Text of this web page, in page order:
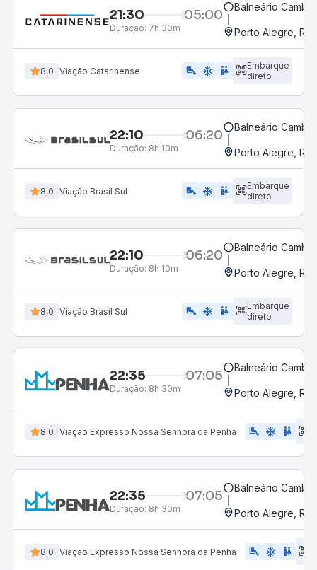
21:30 05:00
Duração: 7h 30m
Balneário
Porto Alegre, RS
8,0 Viação Catarinense airline_seat_legroom_extra ac_unit wc
Embarque
direto
22:10 06:20
Duração: 8h 10m
Balneário
Porto Alegre, RS
8,0 Viação Brasil Sul airline_seat_legroom_extra ac_unit WC
Embarque
direto
22:10 06:20
Duração: 8h 10m
Balneário
Porto Alegre, RS
8,0 Viação Brasil Sul airline_seat_legroom_extra ac_unit wc
Embarque
direto
22:35 07:05
Duração: 8h 30m
Balneário
Porto Alegre, RS
8,0 Viação Expresso Nossa Senhora da Penha airline_seat_legroom_extra ac_unit WC
22:35 07:05
Duração: 8h 30m
Balneário
Porto Alegre, RS
8,0 Viação Expresso Nossa Senhora da Penha airline_seat_legroom_extra ac_unit wc